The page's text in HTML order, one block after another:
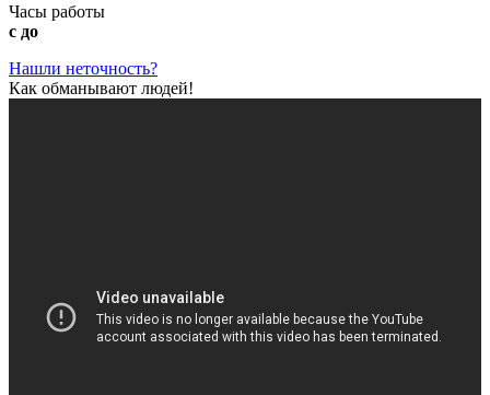
Часы работы
с до
Нашли неточность?
Как обманывают людей!